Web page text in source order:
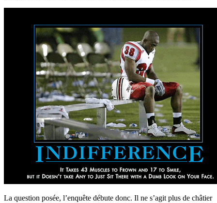
La question posée, l’enquête débute donc. Il ne s’agit plus de châtier